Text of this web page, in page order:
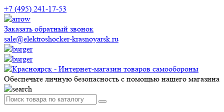
+7 (495) 241-17-53
Заказать обратный звонок
sale@elektroshocker-krasnoyarsk.ru
Обеспечьте личную безопасность с помощью нашего магазина